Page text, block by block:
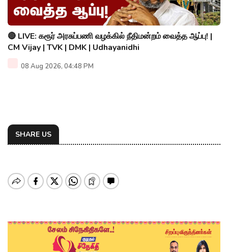
🔴 LIVE: கரூர் அரசுப்பணி வழக்கில் நீதிமன்றம் வைத்த ஆப்பு! |
CM Vijay | TVK | DMK | Udhayanidhi
08 Aug 2026, 04:48 PM
SHARE US